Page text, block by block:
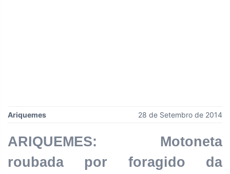
Ariquemes 28 de Setembro de 2014
ARIQUEMES: Motoneta
roubada por foragido da